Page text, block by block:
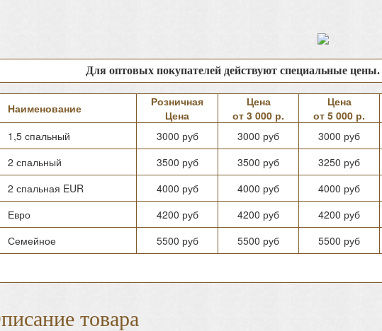
Для оптовых покупателей действуют специальные цены.
Наименование
Розничная
Цена
Цена
от 3 000 р.
Цена
от 5 000 р.
1,5 спальный
3000 руб 3000 руб 3000 руб
2 спальный 3500 руб 3500 руб 3250 руб
2 спальная EUR 4000 руб 4000 руб 4000 руб
Евро 4200 руб 4200 руб 4200 руб
Семейное 5500 руб 5500 руб 5500 руб
товара